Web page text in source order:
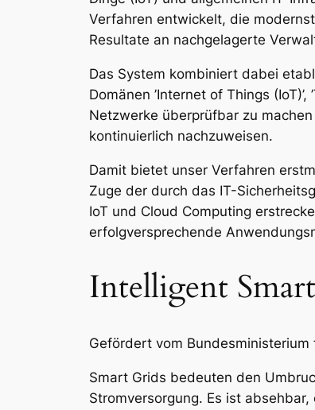
Verfahren entwickelt, die
Resultate an nachgelagerte
Das System kombiniert dabei
Domänen ’Internet of Things
Netzwerke überprüfbar zu
kontinuierlich nachzuweisen.
Damit bietet unser Verfahren
Zuge der durch das IT-
IoT und Cloud Computing
erfolgversprechende
Intelligent
Gefördert vom
Smart Grids bedeuten den
Stromversorgung. Es ist